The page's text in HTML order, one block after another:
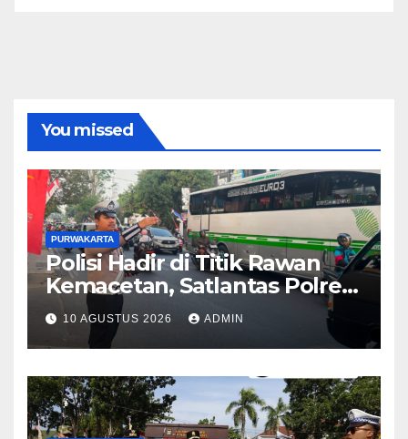
You missed
PURWAKARTA
Polisi Hadir di Titik Rawan
Kemacetan, Satlantas Polres
Purwakarta Kawal Aktivitas
Pagi Masyarakat
10 AGUSTUS 2026 ADMIN